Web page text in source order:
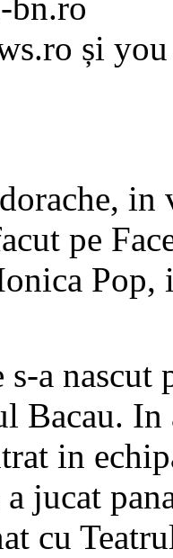
bn.ro
și
in
pe
Pop,
s-a
Bacau.
in
jucat
cu